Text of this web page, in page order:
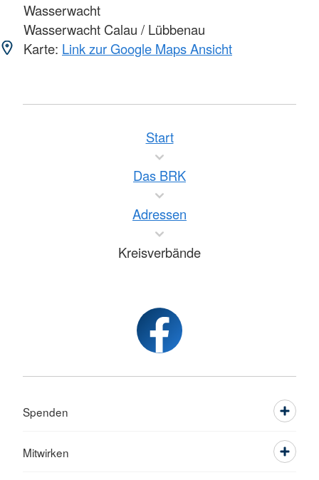
Wasserwacht
Wasserwacht Calau / Lübbenau
Karte: Link zur Google Maps Ansicht
Start
Das BRK
Adressen
Kreisverbände
Spenden
Mitwirken